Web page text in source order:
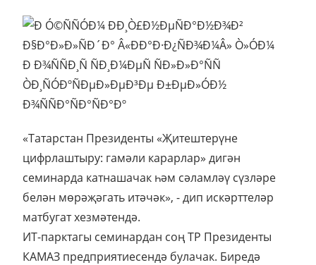
«Татарстан Президенты «Җитештерүне
цифрлаштыру: гамәли карарлар» дигән
семинарда катнашачак һәм сәламләү сүзләре
белән мөрәҗәгать итәчәк», - дип искәрттеләр
матбугат хезмәтендә.
ИТ-парктагы семинардан соң ТР Президенты
КАМАЗ предприятиесендә булачак. Биредә